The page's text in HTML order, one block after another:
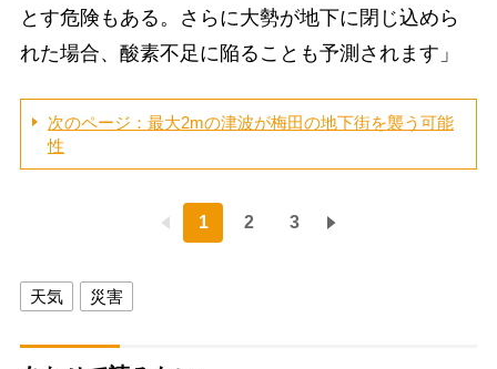
とす危険もある。さらに大勢が地下に閉じ込めら
れた場合、酸素不足に陥ることも予測されます」
次のページ：最大2mの津波が梅田の地下街を襲う可能
性
1 2 3
天気 災害